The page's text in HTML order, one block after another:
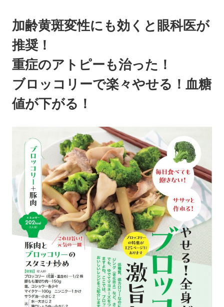
加齢黄斑変性にも効くと眼科医が
推奨！
重症のアトピーも治った！
ブロッコリーで楽々やせる！血糖
値が下がる！